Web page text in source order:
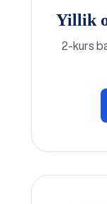
Yillik
2-kurs